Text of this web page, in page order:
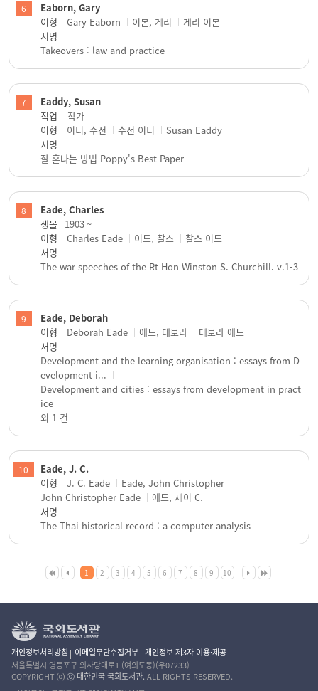
6
Eaborn, Gary
이형
Gary Eaborn 이본, 게리
게리 이본
서명
Takeovers : law and practice
7
Eaddy, Susan
직업
작가
이형
이디, 수전 수전 이디
Susan Eaddy
서명
잘 혼나는 방법 Poppy's Best Paper
8
Eade, Charles
생몰 1903 ~
이형
Charles Eade 이드, 찰스
찰스 이드
서명
The war speeches of the Rt Hon Winston S. Churchill. v.1-3
9
Eade, Deborah
이형
Deborah Eade 에드, 데보라
데보라 에드
서명
Development and the learning organisation : essays from D
evelopment i...
Development and cities : essays from development in pract
ice
외 1 건
10
Eade, J. C.
이형
J. C. Eade
Eade, John Christopher
John Christopher Eade
에드, 제이 C.
서명
The Thai historical record : a computer analysis
1 2 3 4 5 6 7 8 9 10
개인정보처리방침 이메일무단수집거부 개인정보 제3자 이용·제공
서울특별시 영등포구 의사당대로1 (여의도동)(우07233)
COPYRIGHT ⒞ⓒ 대한민국 국회도서관. ALL RIGHTS RESERVED.